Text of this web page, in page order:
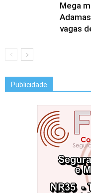
Mega
vagas
Publicidade